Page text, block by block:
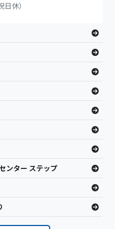
日休）
ンター ステップ